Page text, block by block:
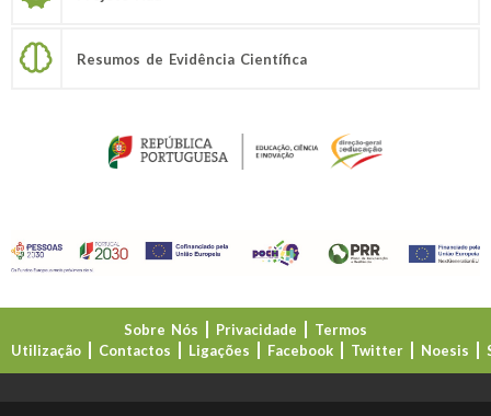
Resumos de Evidência Científica
Sobre Nós Privacidade
Termos
Utilização
Contactos Ligações Facebook Twitter Noesis